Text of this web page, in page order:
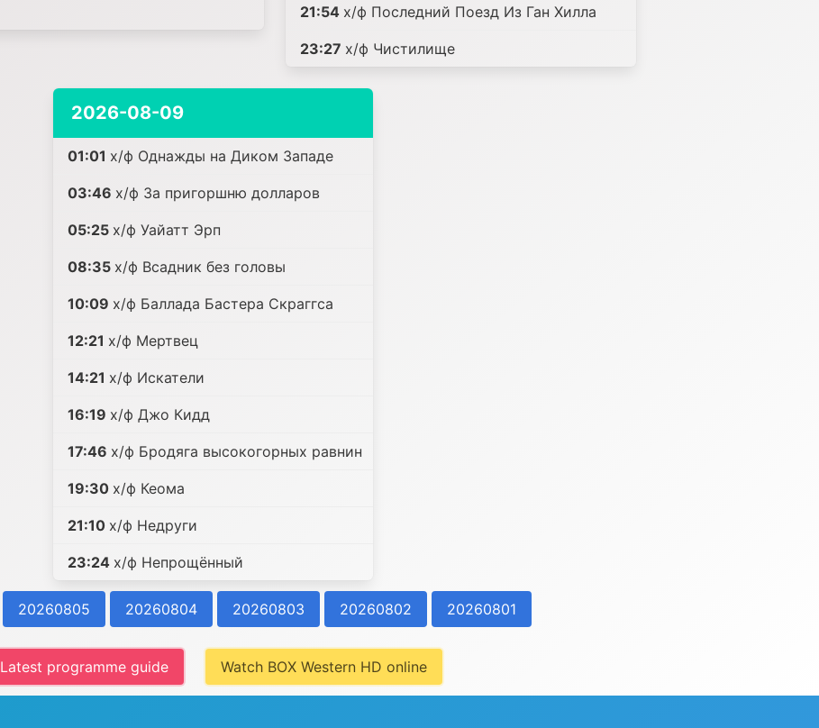
21:54 х/ф Последний Поезд Из Ган Хилла
23:27 х/ф Чистилище
2026-08-09
01:01 х/ф Однажды на Диком Западе
03:46 х/ф За пригоршню долларов
05:25 х/ф Уайатт Эрп
08:35 х/ф Всадник без головы
10:09 х/ф Баллада Бастера Скраггса
12:21 х/ф Мертвец
14:21 х/ф Искатели
16:19 х/ф Джо Кидд
17:46 х/ф Бродяга высокогорных равнин
19:30 х/ф Кеома
21:10 х/ф Недруги
23:24 х/ф Непрощённый
20260805 20260804 20260803 20260802 20260801
Latest programme guide Watch BOX Western HD online